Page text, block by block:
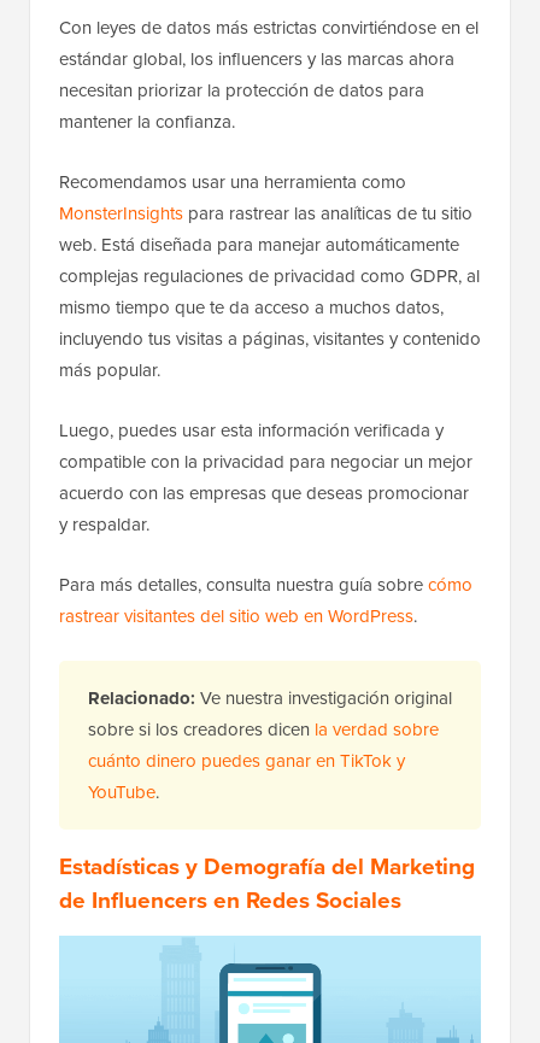
Con leyes de datos más estrictas convirtiéndose en el
estándar global, los influencers y las marcas ahora
necesitan priorizar la protección de datos para
mantener la confianza.
Recomendamos usar una herramienta como
MonsterInsights para rastrear las analíticas de tu sitio
web. Está diseñada para manejar automáticamente
complejas regulaciones de privacidad como GDPR, al
mismo tiempo que te da acceso a muchos datos,
incluyendo tus visitas a páginas, visitantes y contenido
más popular.
Luego, puedes usar esta información verificada y
compatible con la privacidad para negociar un mejor
acuerdo con las empresas que deseas promocionar
y respaldar.
Para más detalles, consulta nuestra guía sobrecómo
rastrear visitantes del sitio web en WordPress.
Relacionado: Ve nuestra investigación original
sobre si los creadores dicen la verdad sobre
cuánto dinero puedes ganar en TikTok y
YouTube.
Estadísticas y Demografía del Marketing
de Influencers en Redes Sociales